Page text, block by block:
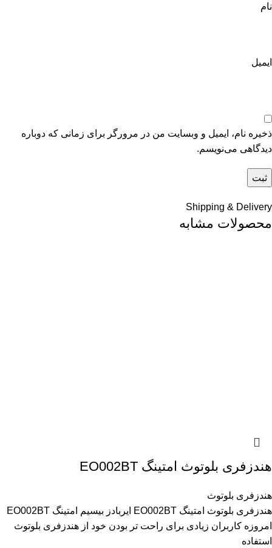
نام
ایمیل
ذخیره نام، ایمیل و وبسایت من در مرورگر برای زمانی که دوباره
دیدگاهی می‌نویسم.
Shipping & Delivery
محصولات مشابه
هندزفری بلوتوث امتینگ EO002BT
هندزفری بلوتوث
هندزفری بلوتوث امتینگ EO002BT ایربادز بیسیم امتینگ EO002BT
امروزه کاربران زیادی برای راحت تر بودن خود از هندزفری بلوتوث
استفاده